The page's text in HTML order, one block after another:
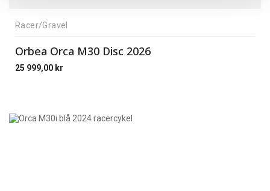
Racer/Gravel
Orbea Orca M30 Disc 2026
25 999,00 kr